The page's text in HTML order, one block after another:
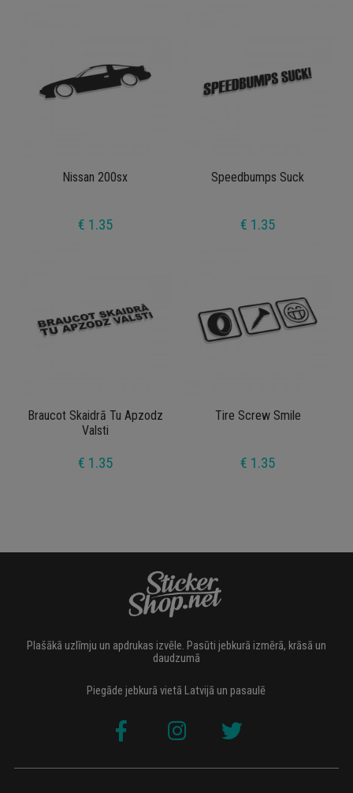
Nissan 200sx
€ 1.35
Speedbumps Suck
€ 1.35
Braucot Skaidrā Tu Apzodz
Valsti
€ 1.35
Tire Screw Smile
€ 1.35
Plašākā uzlīmju un apdrukas izvēle. Pasūti jebkurā izmērā, krāsā un
daudzumā
Piegāde jebkurā vietā Latvijā un pasaulē